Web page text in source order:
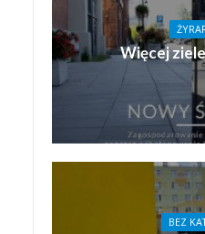
Więcej
BEZ